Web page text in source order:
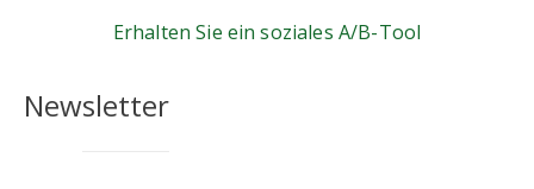
Erhalten Sie ein soziales A/B-Tool
Newsletter